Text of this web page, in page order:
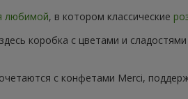
любимой, в котором классические
коробка с цветами и
с конфетами Merci,